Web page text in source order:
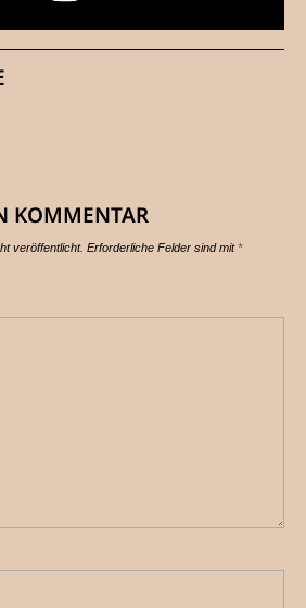
KOMMENTAR
veröffentlicht. Erforderliche Felder sind mit*